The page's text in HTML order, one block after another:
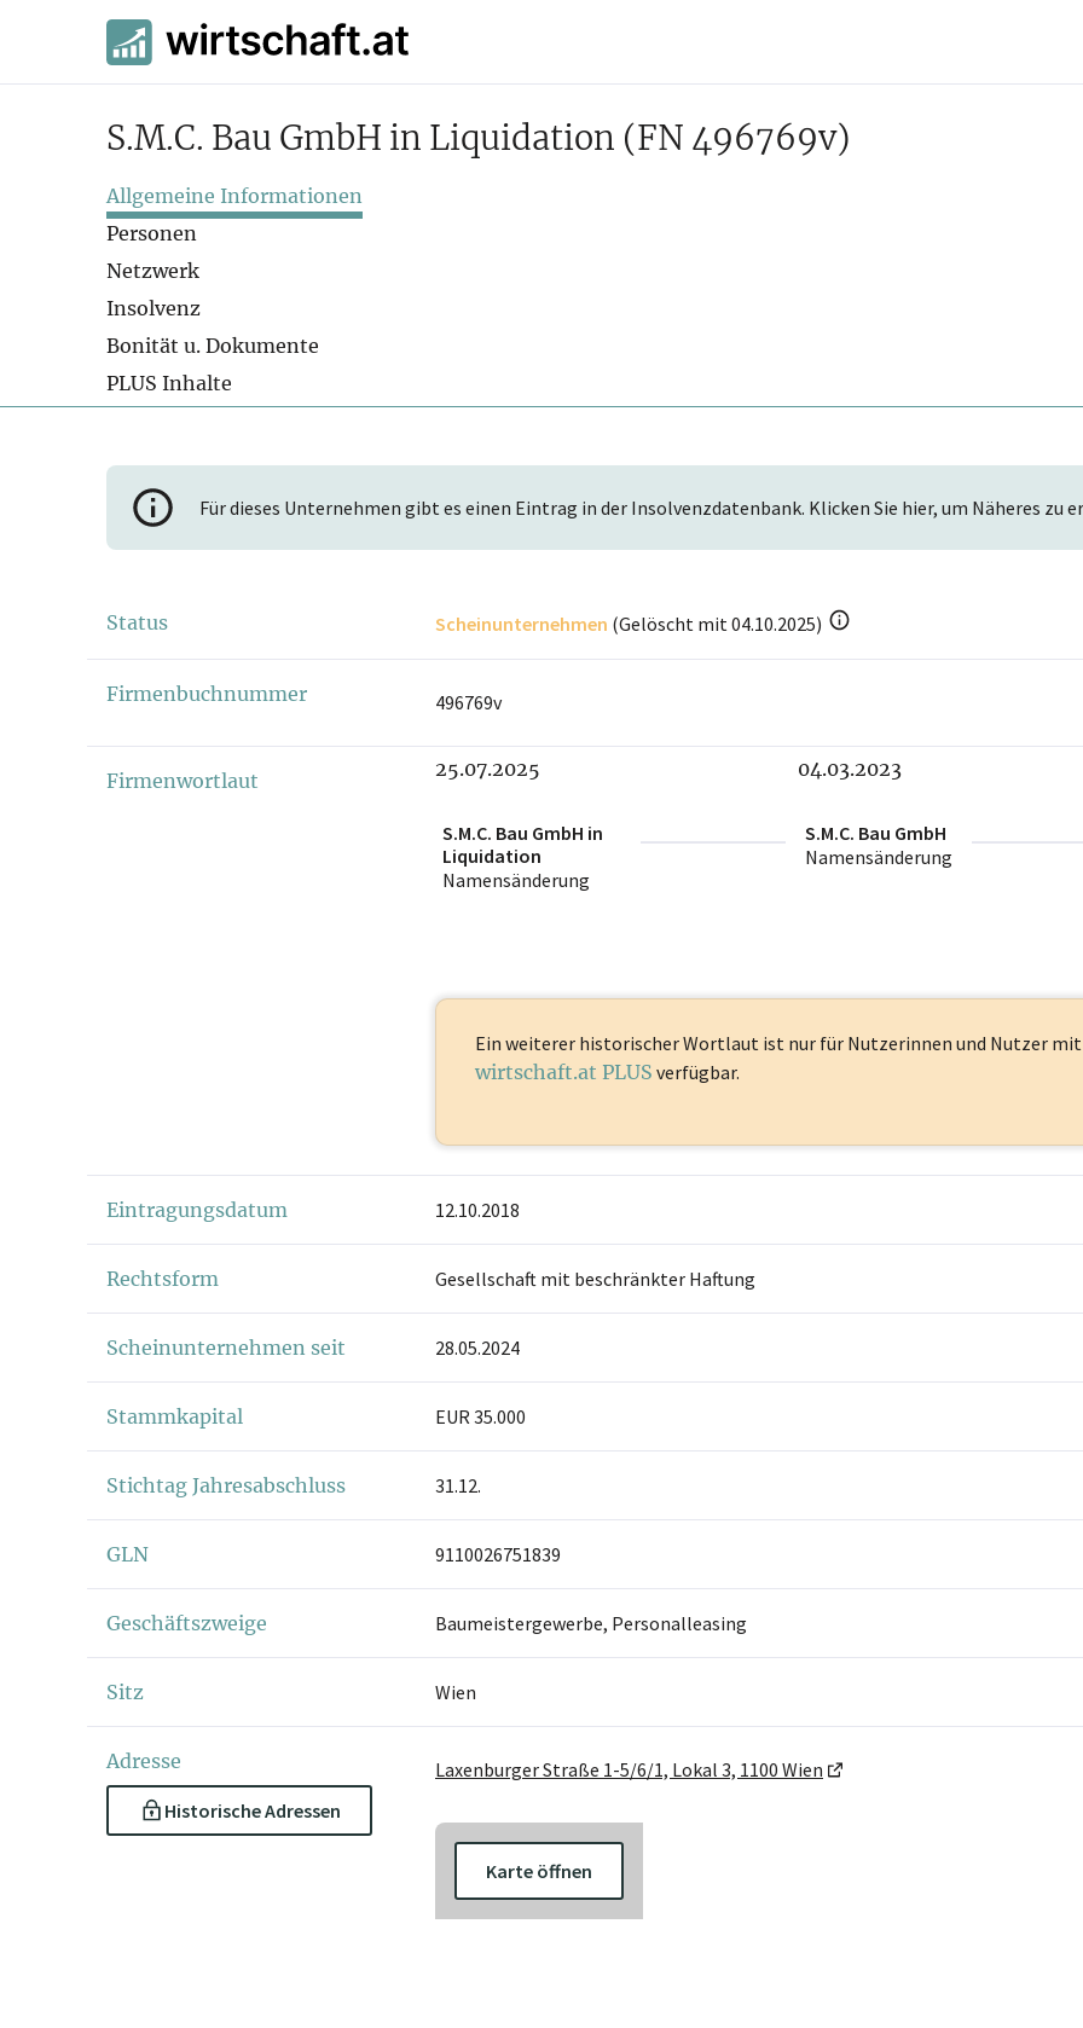
S.M.C. Bau GmbH in Liquidation (FN 496769v)
Allgemeine Informationen
Personen
Netzwerk
Insolvenz
Bonität u. Dokumente
PLUS Inhalte
Für dieses Unternehmen gibt es einen Eintrag in der Insolvenzdatenbank. Klicken Sie hier, um Näheres zu
Status Scheinunternehmen (Gelöscht mit 04.10.2025)
Firmenbuchnummer 496769v
Firmenwortlaut 25.07.2025
S.M.C. Bau GmbH in
Liquidation
Namensänderung
04.03.2023
S.M.C. Bau GmbH
Namensänderung
Ein weiterer historischer Wortlaut ist nur für Nutzerinnen und Nutzer mit
wirtschaft.at PLUS verfügbar.
Eintragungsdatum 12.10.2018
Rechtsform Gesellschaft mit beschränkter Haftung
Scheinunternehmen seit 28.05.2024
Stammkapital EUR 35.000
Stichtag Jahresabschluss 31.12.
GLN 9110026751839
Geschäftszweige Baumeistergewerbe, Personalleasing
Sitz Wien
Adresse
Historische Adressen
Laxenburger Straße 1-5/6/1, Lokal 3, 1100 Wien
Karte öffnen